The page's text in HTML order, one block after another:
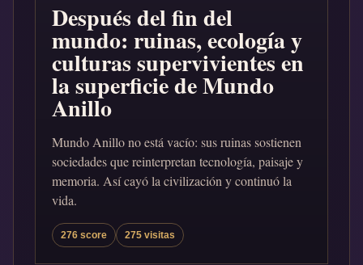
Después del fin del
mundo: ruinas, ecología y
culturas supervivientes en
la superficie de Mundo
Anillo
Mundo Anillo no está vacío: sus ruinas sostienen
sociedades que reinterpretan tecnología, paisaje y
memoria. Así cayó la civilización y continuó la
vida.
276 score 275 visitas